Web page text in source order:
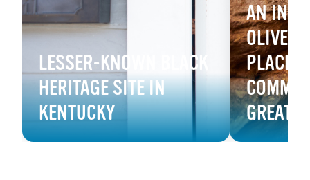
LESSER-KNOWN BLACK
HERITAGE SITE IN
KENTUCKY
AN
OLIVE
PLACE
GREAT